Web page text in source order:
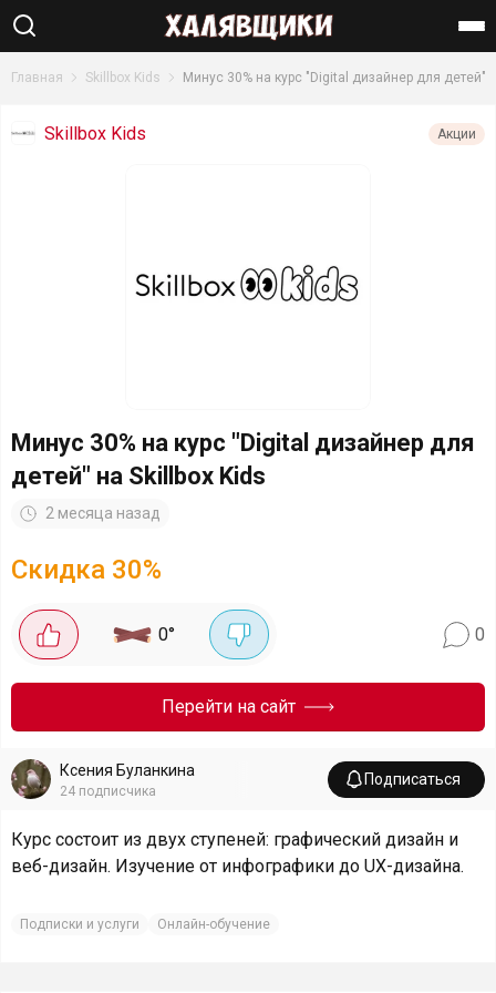
Найти
Главная Skillbox Kids Минус 30% на курс "Digital дизайнер для детей"
Skillbox Kids Акции
Минус 30% на курс "Digital дизайнер для
детей" на Skillbox Kids
2 месяца назад
Скидка 30%
0° 0
Перейти на сайт
Ксения Буланкина
24 подписчика
Подписаться
Курс состоит из двух ступеней: графический дизайн и
веб-дизайн. Изучение от инфографики до UX-дизайна.
Подписки и услуги Онлайн-обучение